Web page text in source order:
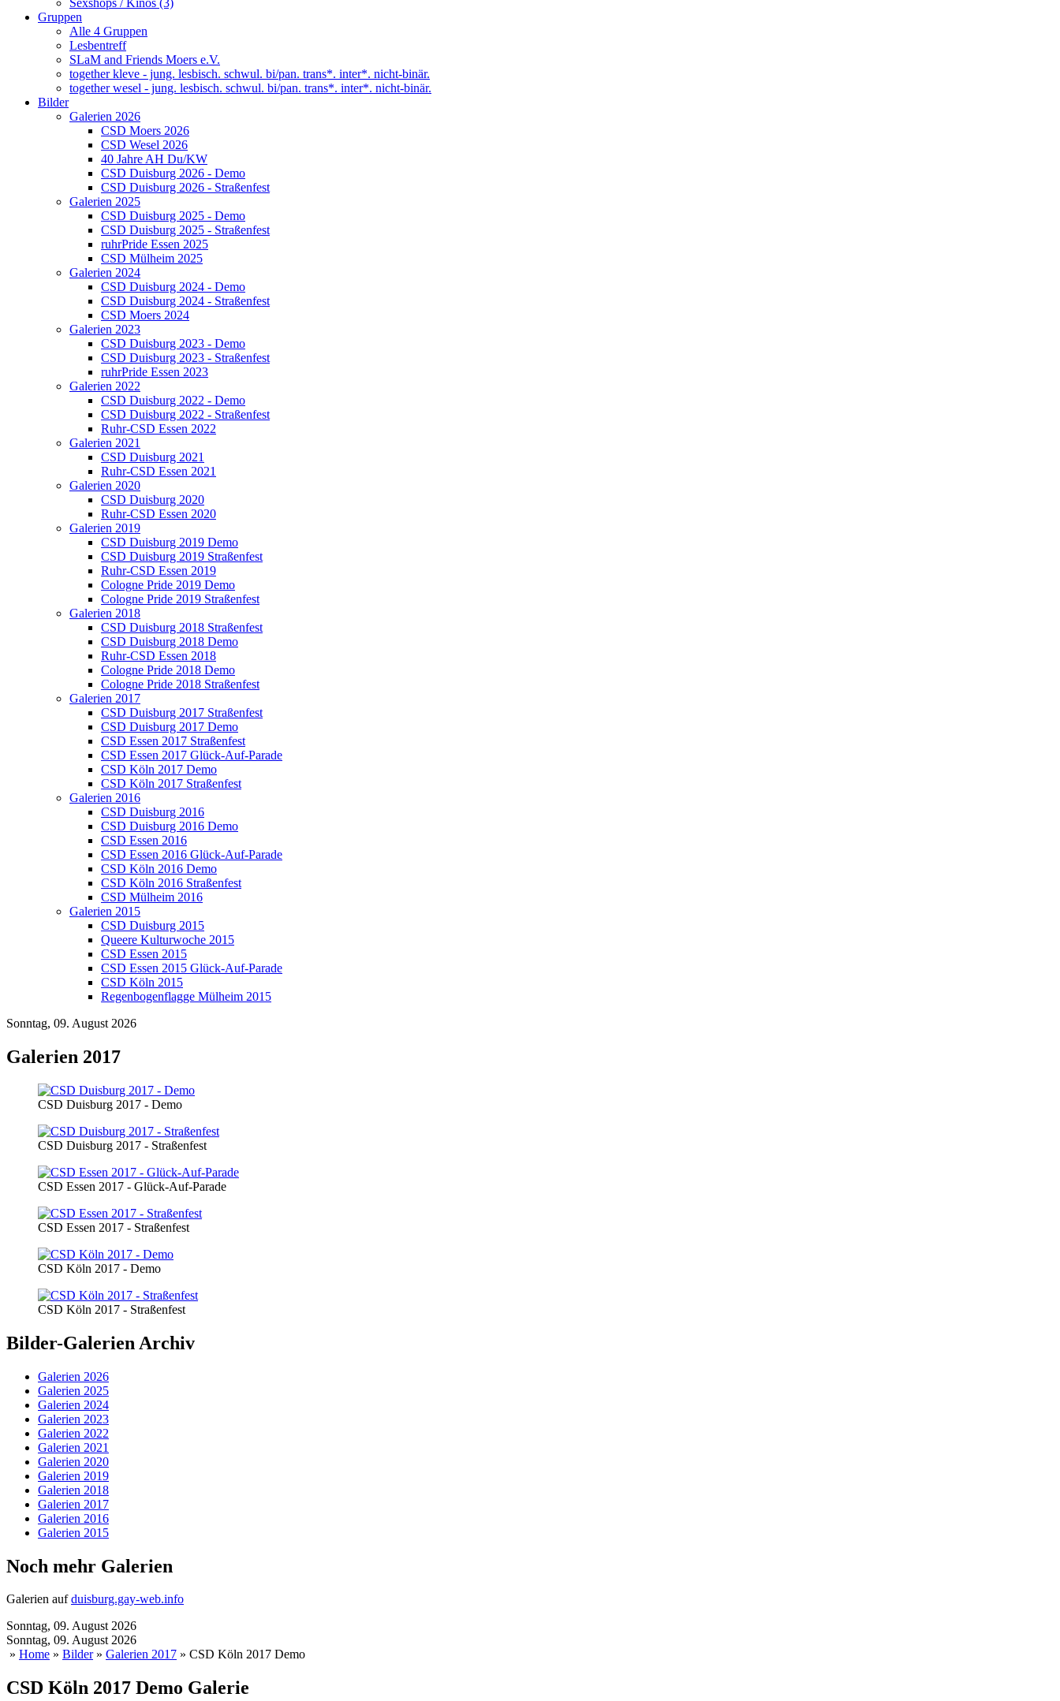
Sexshops / Kinos (3)
Gruppen
Alle 4 Gruppen
Lesbentreff
SLaM and Friends Moers e.V.
together kleve - jung. lesbisch. schwul. bi/pan. trans*. inter*. nicht-binär.
together wesel - jung. lesbisch. schwul. bi/pan. trans*. inter*. nicht-binär.
Bilder
Galerien 2026
CSD Moers 2026
CSD Wesel 2026
40 Jahre AH Du/KW
CSD Duisburg 2026 - Demo
CSD Duisburg 2026 - Straßenfest
Galerien 2025
CSD Duisburg 2025 - Demo
CSD Duisburg 2025 - Straßenfest
ruhrPride Essen 2025
CSD Mülheim 2025
Galerien 2024
CSD Duisburg 2024 - Demo
CSD Duisburg 2024 - Straßenfest
CSD Moers 2024
Galerien 2023
CSD Duisburg 2023 - Demo
CSD Duisburg 2023 - Straßenfest
ruhrPride Essen 2023
Galerien 2022
CSD Duisburg 2022 - Demo
CSD Duisburg 2022 - Straßenfest
Ruhr-CSD Essen 2022
Galerien 2021
CSD Duisburg 2021
Ruhr-CSD Essen 2021
Galerien 2020
CSD Duisburg 2020
Ruhr-CSD Essen 2020
Galerien 2019
CSD Duisburg 2019 Demo
CSD Duisburg 2019 Straßenfest
Ruhr-CSD Essen 2019
Cologne Pride 2019 Demo
Cologne Pride 2019 Straßenfest
Galerien 2018
CSD Duisburg 2018 Straßenfest
CSD Duisburg 2018 Demo
Ruhr-CSD Essen 2018
Cologne Pride 2018 Demo
Cologne Pride 2018 Straßenfest
Galerien 2017
CSD Duisburg 2017 Straßenfest
CSD Duisburg 2017 Demo
CSD Essen 2017 Straßenfest
CSD Essen 2017 Glück-Auf-Parade
CSD Köln 2017 Demo
CSD Köln 2017 Straßenfest
Galerien 2016
CSD Duisburg 2016
CSD Duisburg 2016 Demo
CSD Essen 2016
CSD Essen 2016 Glück-Auf-Parade
CSD Köln 2016 Demo
CSD Köln 2016 Straßenfest
CSD Mülheim 2016
Galerien 2015
CSD Duisburg 2015
Queere Kulturwoche 2015
CSD Essen 2015
CSD Essen 2015 Glück-Auf-Parade
CSD Köln 2015
Regenbogenflagge Mülheim 2015
Sonntag, 09. August 2026
Galerien 2017
CSD Duisburg 2017 - Demo
CSD Duisburg 2017 - Straßenfest
CSD Essen 2017 - Glück-Auf-Parade
CSD Essen 2017 - Straßenfest
CSD Köln 2017 - Demo
CSD Köln 2017 - Straßenfest
Bilder-Galerien Archiv
Galerien 2026
Galerien 2025
Galerien 2024
Galerien 2023
Galerien 2022
Galerien 2021
Galerien 2020
Galerien 2019
Galerien 2018
Galerien 2017
Galerien 2016
Galerien 2015
Noch mehr Galerien
Galerien aufduisburg.gay-web.info
Sonntag, 09. August 2026
Sonntag, 09. August 2026
» Home » Bilder» Galerien 2017 » CSD Köln 2017 Demo
CSD Köln 2017 Demo Galerie